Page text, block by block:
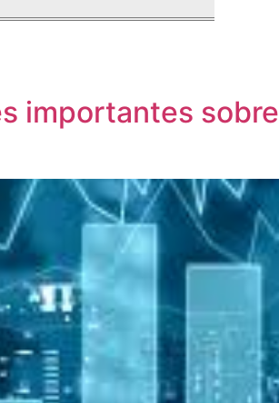
importantes sobre